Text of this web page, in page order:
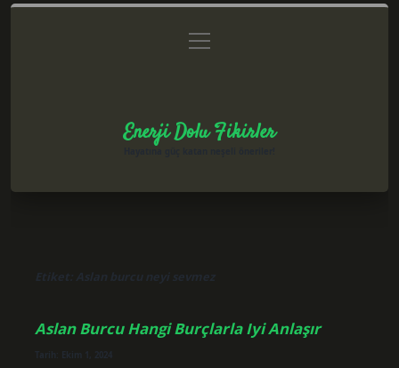
Gizlilik Politikası
menüyü
aç
Enerji Dolu Fikirler
Etiket: Aslan burcu neyi sevmez
Aslan Burcu Hangi Burçlarla Iyi Anlaşır
Tarih: Ekim 1, 2024